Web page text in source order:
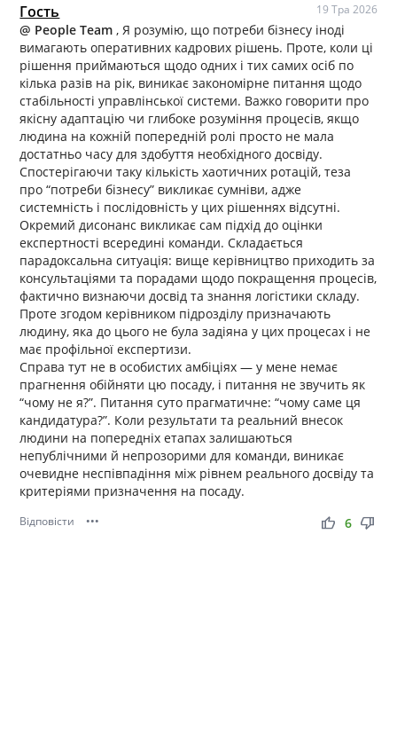
Гость 19 Тра 2026
@ People Team , Я розумію, що потреби бізнесу іноді
вимагають оперативних кадрових рішень. Проте, коли ці
рішення приймаються щодо одних і тих самих осіб по
кілька разів на рік, виникає закономірне питання щодо
стабільності управлінської системи. Важко говорити про
якісну адаптацію чи глибоке розуміння процесів, якщо
людина на кожній попередній ролі просто не мала
достатньо часу для здобуття необхідного досвіду.
Спостерігаючи таку кількість хаотичних ротацій, теза
про “потреби бізнесу” викликає сумніви, адже
системність і послідовність у цих рішеннях відсутні.
Окремий дисонанс викликає сам підхід до оцінки
експертності всередині команди. Складається
парадоксальна ситуація: вище керівництво приходить за
консультаціями та порадами щодо покращення процесів,
фактично визнаючи досвід та знання логістики складу.
Проте згодом керівником підрозділу призначають
людину, яка до цього не була задіяна у цих процесах і не
має профільної експертизи.
Справа тут не в особистих амбіціях — у мене немає
прагнення обійняти цю посаду, і питання не звучить як
“чому не я?”. Питання суто прагматичне: “чому саме ця
кандидатура?”. Коли результати та реальний внесок
людини на попередніх етапах залишаються
непублічними й непрозорими для команди, виникає
очевидне неспівпадіння між рівнем реального досвіду та
критеріями призначення на посаду.
Відповісти ••• thumb_up thumb_down
6